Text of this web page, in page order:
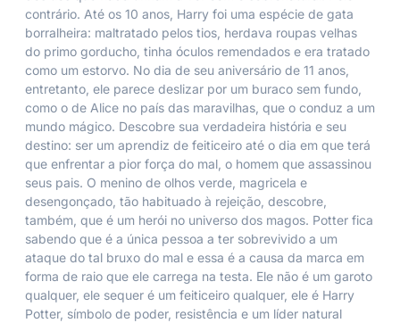
contrário. Até os 10 anos, Harry foi uma espécie de gata
borralheira: maltratado pelos tios, herdava roupas velhas
do primo gorducho, tinha óculos remendados e era tratado
como um estorvo. No dia de seu aniversário de 11 anos,
entretanto, ele parece deslizar por um buraco sem fundo,
como o de Alice no país das maravilhas, que o conduz a um
mundo mágico. Descobre sua verdadeira história e seu
destino: ser um aprendiz de feiticeiro até o dia em que terá
que enfrentar a pior força do mal, o homem que assassinou
seus pais. O menino de olhos verde, magricela e
desengonçado, tão habituado à rejeição, descobre,
também, que é um herói no universo dos magos. Potter fica
sabendo que é a única pessoa a ter sobrevivido a um
ataque do tal bruxo do mal e essa é a causa da marca em
forma de raio que ele carrega na testa. Ele não é um garoto
qualquer, ele sequer é um feiticeiro qualquer, ele é Harry
Potter, símbolo de poder, resistência e um líder natural